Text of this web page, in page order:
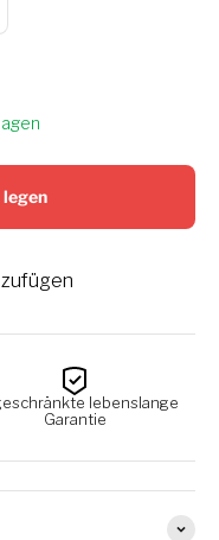
legen
lebenslange
Garantie